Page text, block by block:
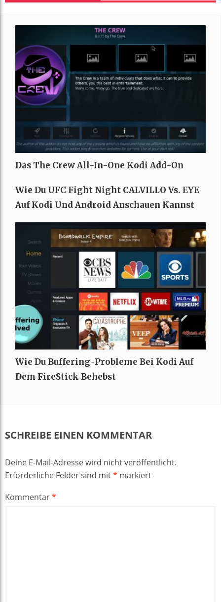
Das The Crew All-In-One Kodi Add-On
Wie Du UFC Fight Night CALVILLO Vs. EYE
Auf Kodi Und Android Anschauen Kannst
Wie Du Buffering-Probleme Bei Kodi Auf
Dem FireStick Behebst
SCHREIBE EINEN KOMMENTAR
Deine E-Mail-Adresse wird nicht veröffentlicht.
Erforderliche Felder sind mit* markiert
Kommentar*